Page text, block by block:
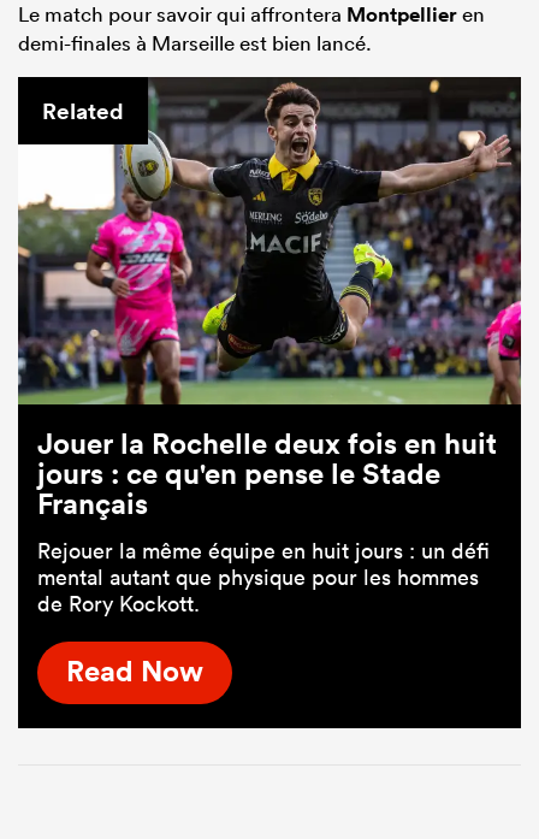
Le match pour savoir qui affrontera Montpellieren
demi-finales à Marseille est bien lancé.
Related
Jouer la Rochelle deux fois en huit
jours : ce qu'en pense le Stade
Français
Rejouer la même équipe en huit jours : un défi
mental autant que physique pour les hommes
de Rory Kockott.
Read Now